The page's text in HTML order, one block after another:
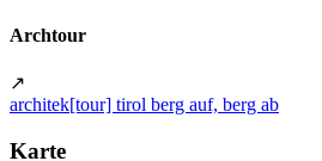
Archtour
↗
architek[tour] tirol berg auf, berg ab
Karte